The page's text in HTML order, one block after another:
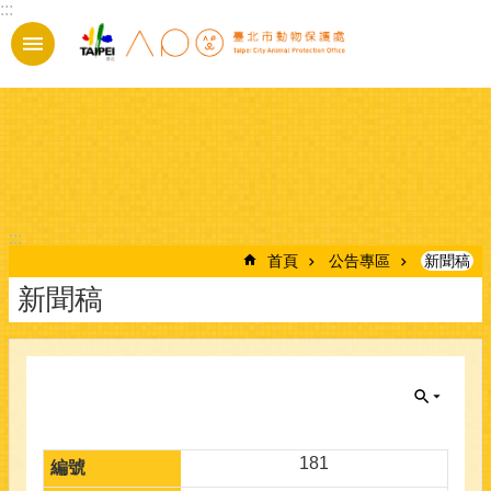
跳到主要內容區塊
:::
:::
首頁 公告專區 新聞稿
新聞稿
181